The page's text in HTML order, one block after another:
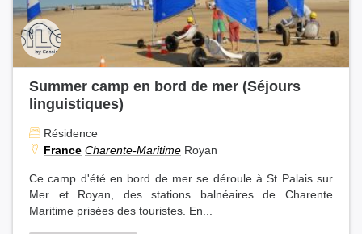
Summer camp en bord de mer (Séjours
linguistiques)
Résidence
France Charente-Maritime Royan
Ce camp d'été en bord de mer se déroule à St Palais sur
Mer et Royan, des stations balnéaires de Charente
Maritime prisées des touristes. En...